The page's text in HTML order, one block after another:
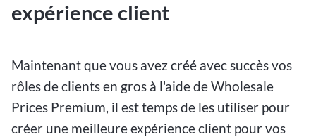
expérience client
Maintenant que vous avez créé avec succès vos
rôles de clients en gros à l'aide de Wholesale
Prices Premium, il est temps de les utiliser pour
créer une meilleure expérience client pour vos